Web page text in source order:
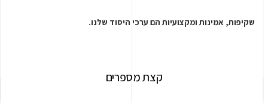
שקיפות, אמינות ומקצועיות הם ערכי היסוד שלנו.
קצת מספרים